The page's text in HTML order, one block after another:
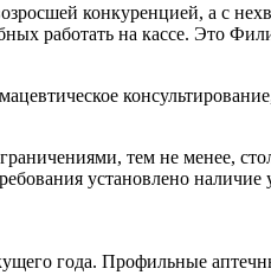
конкуренцией, а с
работать на кассе. Это
тем не менее,
установлено
года. Профильные